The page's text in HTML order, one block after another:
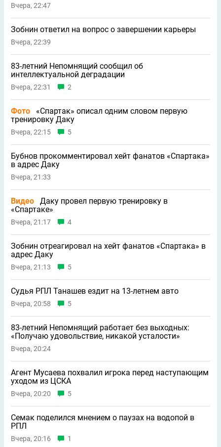
Вчера, 22:47
Зобнин ответил на вопрос о завершении карьеры
Вчера, 22:39
83-летний Непомнящий сообщил об
интеллектуальной деградации
Вчера, 22:31 2
Фото
«Спартак» описал одним словом первую
тренировку Даку
Вчера, 22:15 5
Бубнов прокомментировал хейт фанатов «Спартака»
в адрес Даку
Вчера, 21:33
Видео
Даку провел первую тренировку в
«Спартаке»
Вчера, 21:17 4
Зобнин отреагировал на хейт фанатов «Спартака» в
адрес Даку
Вчера, 21:13 5
Судья РПЛ Танашев ездит на 13-летнем авто
Вчера, 20:58 5
83-летний Непомнящий работает без выходных:
«Получаю удовольствие, никакой усталости»
Вчера, 20:24
Агент Мусаева похвалил игрока перед наступающим
уходом из ЦСКА
Вчера, 20:20 5
Семак поделился мнением о паузах на водопой в
РПЛ
Вчера, 20:16 1